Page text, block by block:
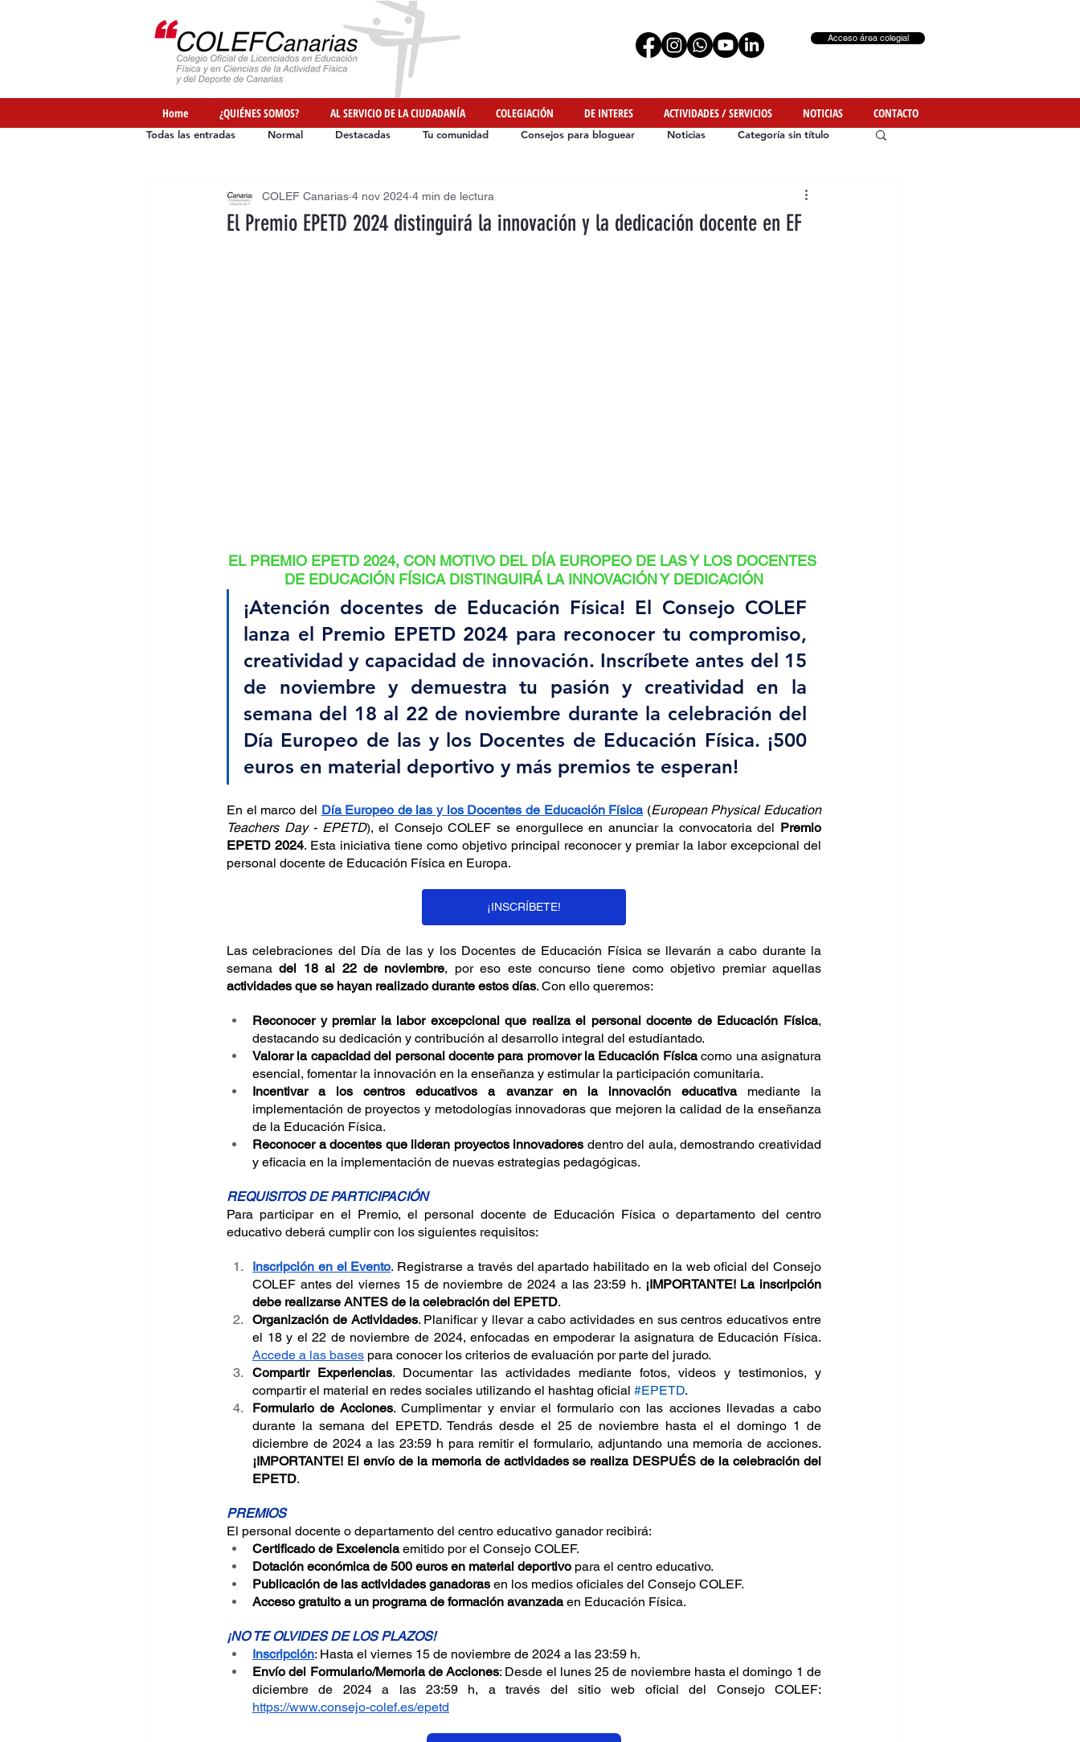
Acceso área colegial
Home ¿QUIÉNES SOMOS? AL SERVICIO DE LA CIUDADANÍA COLEGIACIÓN DE INTERES ACTIVIDADES / SERVICIOS NOTICIAS CONTACTO
Todas las entradas Normal Destacadas Tu comunidad Consejos para bloguear Noticias Categoría sin título
Ofertas de Empleo Formación Iniciativas de Nuestros Colegiados
El Premio EPETD 2024 distinguirá la innovación y la dedicación docente en EF
COLEF Canarias 4 nov 2024 4 min de lectura
EL PREMIO EPETD 2024, CON MOTIVO DEL DÍA EUROPEO DE LAS Y LOS DOCENTES
DE EDUCACIÓN FÍSICA DISTINGUIRÁ LA INNOVACIÓN Y DEDICACIÓN
¡Atención docentes de Educación Física! El Consejo COLEF
lanza el Premio EPETD 2024 para reconocer tu compromiso,
creatividad y capacidad de innovación. Inscríbete antes del 15
de noviembre y demuestra tu pasión y creatividad en la
semana del 18 al 22 de noviembre durante la celebración del
Día Europeo de las y los Docentes de Educación Física. ¡500
euros en material deportivo y más premios te esperan!
En el marco del Día Europeo de las y los Docentes de Educación Física (European Physical Education
Teachers Day - EPETD), el Consejo COLEF se enorgullece en anunciar la convocatoria del Premio
EPETD 2024. Esta iniciativa tiene como objetivo principal reconocer y premiar la labor excepcional del
personal docente de Educación Física en Europa.
¡INSCRÍBETE!
Las celebraciones del Día de las y los Docentes de Educación Física se llevarán a cabo durante la
semana del 18 al 22 de noviembre
actividades que se hayan realizado durante estos días. Con ello queremos:
Reconocer y premiar la labor excepcional que realiza el personal docente de Educación Física,
destacando su dedicación y contribución al desarrollo integral del estudiantado.
Valorar la capacidad del personal docente para promover la Educación Física como una asignatura
esencial, fomentar la innovación en la enseñanza y estimular la participación comunitaria.
Incentivar a los centros educativos a avanzar en la innovación educativa mediante la
implementación de proyectos y metodologías innovadoras que mejoren la calidad de la enseñanza
de la Educación Física.
Reconocer a docentes que lideran proyectos innovadores dentro del aula, demostrando creatividad
y eficacia en la implementación de nuevas estrategias pedagógicas.
REQUISITOS DE PARTICIPACIÓN
Para participar en el Premio, el personal docente de Educación Física o departamento del centro
educativo deberá cumplir con los siguientes requisitos:
Inscripción en el Evento. Registrarse a través del apartado habilitado en la web oficial del Consejo
COLEF antes del viernes 15 de noviembre de 2024 a las 23:59 h. ¡IMPORTANTE! La inscripción
debe realizarse ANTES de la celebración del EPETD.
Organización de Actividades. Planificar y llevar a cabo actividades en sus centros educativos entre
Accede a las bases para conocer los criterios de evaluación por parte del jurado.
Compartir Experiencias. Documentar las actividades mediante fotos, videos y testimonios, y
compartir el material en redes sociales utilizando el hashtag oficial #EPETD.
Formulario de Acciones. Cumplimentar y enviar el formulario con las acciones llevadas a cabo
durante la semana del EPETD. Tendrás desde el 25 de noviembre hasta el el domingo 1 de
¡IMPORTANTE! El envío de la memoria de actividades se realiza DESPUÉS de la celebración del
EPETD.
PREMIOS
El personal docente o departamento del centro educativo ganador recibirá:
Certificado de Excelencia emitido por el Consejo COLEF.
Dotación económica de 500 euros en material deportivo para el centro educativo.
Publicación de las actividades ganadoras en los medios oficiales del Consejo COLEF.
Acceso gratuito a un programa de formación avanzada en Educación Física.
¡NO TE OLVIDES DE LOS PLAZOS!
Inscripción: Hasta el viernes 15 de noviembre de 2024 a las 23:59 h.
Envío del Formulario/Memoria de Acciones: Desde el lunes 25 de noviembre hasta el domingo 1 de
https://www.consejo-colef.es/epetd